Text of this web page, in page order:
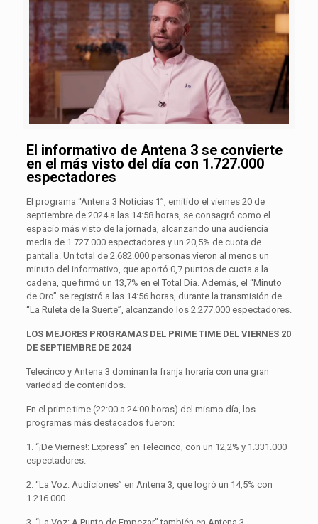
El informativo de Antena 3 se convierte
en el más visto del día con 1.727.000
espectadores
El programa “Antena 3 Noticias 1”, emitido el viernes 20 de
septiembre de 2024 a las 14:58 horas, se consagró como el
espacio más visto de la jornada, alcanzando una audiencia
media de 1.727.000 espectadores y un 20,5% de cuota de
pantalla. Un total de 2.682.000 personas vieron al menos un
minuto del informativo, que aportó 0,7 puntos de cuota a la
cadena, que firmó un 13,7% en el Total Día. Además, el “Minuto
de Oro” se registró a las 14:56 horas, durante la transmisión de
“La Ruleta de la Suerte”, alcanzando los 2.277.000 espectadores.
LOS MEJORES PROGRAMAS DEL PRIME TIME DEL VIERNES 20
DE SEPTIEMBRE DE 2024
Telecinco y Antena 3 dominan la franja horaria con una gran
variedad de contenidos.
En el prime time (22:00 a 24:00 horas) del mismo día, los
programas más destacados fueron:
1. “¡De Viernes!: Express” en Telecinco, con un 12,2% y 1.331.000
espectadores.
2. “La Voz: Audiciones” en Antena 3, que logró un 14,5% con
1.216.000.